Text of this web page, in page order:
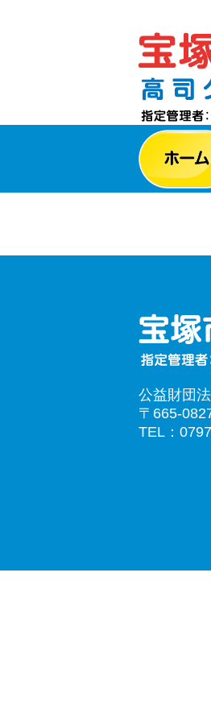
公益財団
〒665-
TEL：